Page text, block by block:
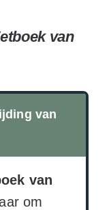
van
van
van
om